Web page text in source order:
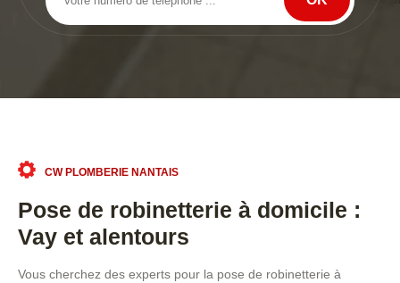
CW PLOMBERIE NANTAIS
Pose de robinetterie à domicile :
Vay et alentours
Vous cherchez des experts pour la pose de robinetterie à